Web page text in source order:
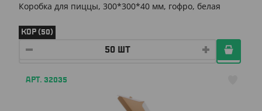
Коробка для пиццы, 300*300*40 мм, гофро, белая
КОР (50)
АРТ. 32035